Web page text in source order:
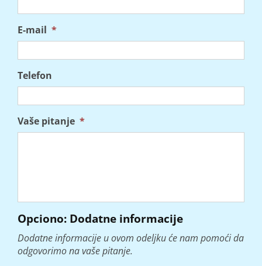
E-mail *
Telefon
Vaše pitanje *
Opciono: Dodatne informacije
Dodatne informacije u ovom odeljku će nam pomoći da
odgovorimo na vaše pitanje.